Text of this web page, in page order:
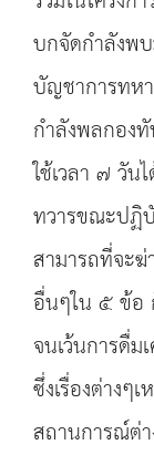
บกจัดกำลังพ
บัญชาการทห
กำลังพลกอง
ใช้เวลา ๗ วั
ทวารขณะปฏิ
สามารถที่จะ
อื่นๆใน ๕ ข้อ
จนเว้นการดื่ม
ซึ่งเรื่องต่าง
สถานการณ์ต่า